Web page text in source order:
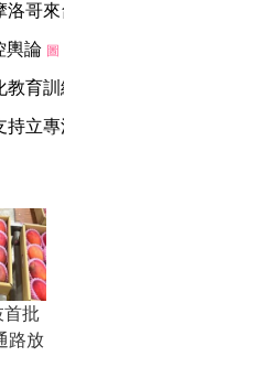
哥來台簽證
輿論 圖
育訓練落實工地安全
持立專法
首批
路放